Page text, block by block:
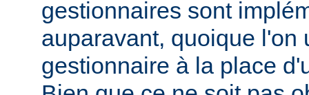
gestionnaires sont
auparavant, quoique l'on
gestionnaire à la place